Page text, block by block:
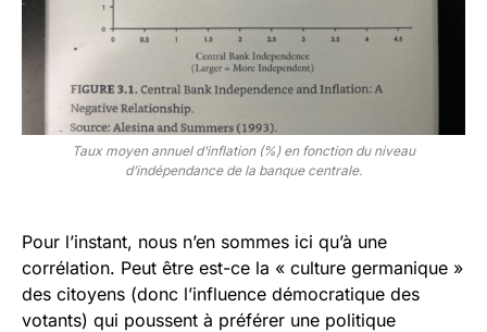
Taux moyen annuel d’inflation (%) en fonction du niveau
d’indépendance de la banque centrale.
Pour l’instant, nous n’en sommes ici qu’à une
corrélation. Peut être est-ce la « culture germanique »
des citoyens (donc l’influence démocratique des
votants) qui poussent à préférer une politique